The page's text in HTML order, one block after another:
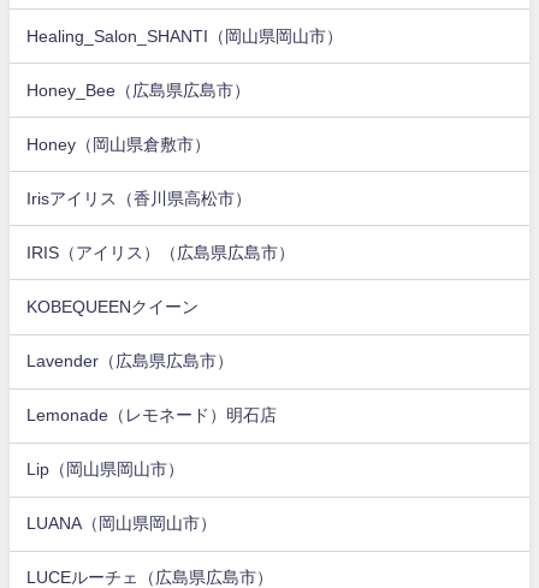
Healing_Salon_SHANTI（岡山県岡山市）
Honey_Bee（広島県広島市）
Honey（岡山県倉敷市）
Irisアイリス（香川県高松市）
IRIS（アイリス）（広島県広島市）
KOBEQUEENクイーン
Lavender（広島県広島市）
Lemonade（レモネード）明石店
Lip（岡山県岡山市）
LUANA（岡山県岡山市）
LUCEルーチェ（広島県広島市）